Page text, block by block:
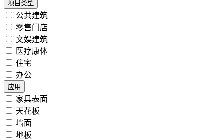
项目类型
公共建筑
零售门店
文娱建筑
医疗康体
住宅
办公
应用
家具表面
天花板
墙面
地板